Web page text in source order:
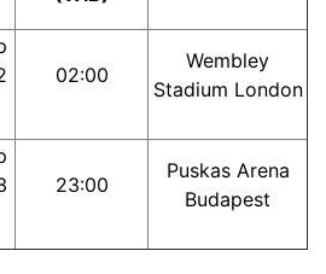
02:00
Wembley
Stadium London
23:00
Puskas Arena
Budapest